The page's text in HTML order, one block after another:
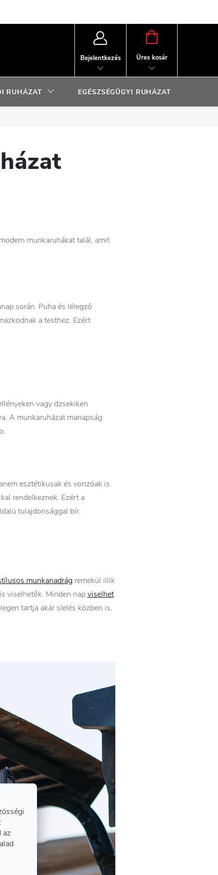
az
Bejelentkezés
KOSÁR
Üres kosár
RUHÁZAT EGÉSZSÉGÜGYI RUHÁZAT
munkaruhákat talál, amit
során. Puha és lélegző
a testhez. Ezért
vagy dzsekiken
A munkaruházat manapság
esztétikusak és vonzóak is.
rendelkeznek. Ezért a
tulajdonsággal bír.
munkanadrág remekül illik
viselhetők. Minden napviselhet
tartja akár síelés közben is,